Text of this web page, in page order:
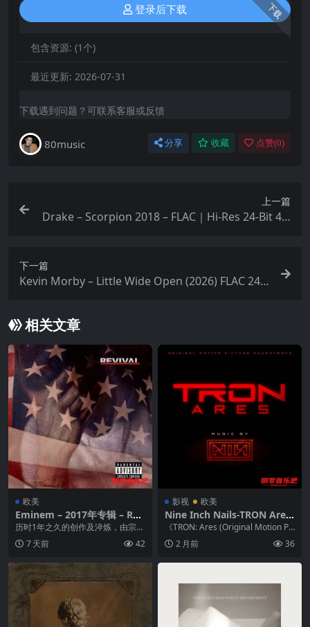
下载
登录后下载
包含资源: (1个)
最近更新: 2026-07-31
下载遇到问题？可联系客服或反馈
80music 分享 收藏 点赞(0)
上一篇
Drake – Scorpion 2018 – FLAC｜Hi-Res 24-Bit 44.
下一篇
Kevin Morby – Little Wide Open (2026) FLAC 24bi
相关文章
欧美
Eminem – 2017年专辑 – Rev
ival -Flac
历时1年之久的创作及淬炼，由宗师
Dr. Dre亲自监制，Eminem联手御
用传奇...
7 天前 42
影视 欧美
Nine Inch Nails-TRON Ares
(Original Motion Picture So
undtrack) (2025) FLAC 24bi
t 48kHz qobuz
《TRON: Ares (Original Motion Pic
ture Sou...
2 月前 36